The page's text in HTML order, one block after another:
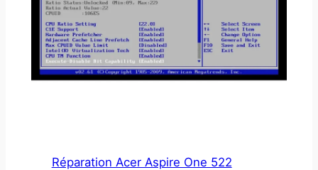
Réparation Acer Aspire One 522